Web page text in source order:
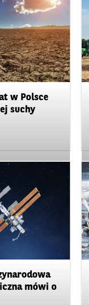
w Polsce
suchy
mówi o